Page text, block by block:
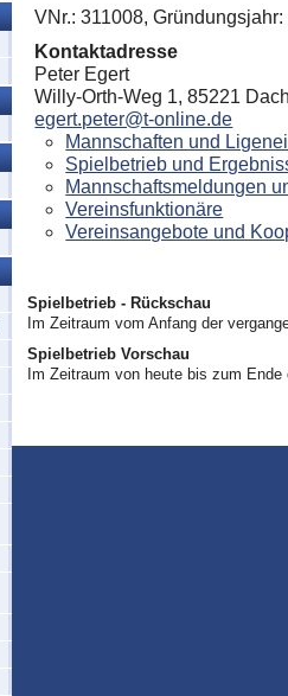
VNr.: 311008,
Kontaktadresse
Peter Egert
Willy-Orth-Weg 1, 85221
egert.peter@t-online.de
Mannschaften und
Spielbetrieb und
Mannschaftsmeldungen
Vereinsfunktionäre
Vereinsangebote und
Spielbetrieb - Rückschau
Im Zeitraum vom Anfang der
Spielbetrieb Vorschau
Im Zeitraum von heute bis zum